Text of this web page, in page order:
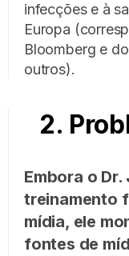
infecções e à
Europa
Bloomberg e
outros).
2.
Embora o
treinamento
mídia, ele
fontes de